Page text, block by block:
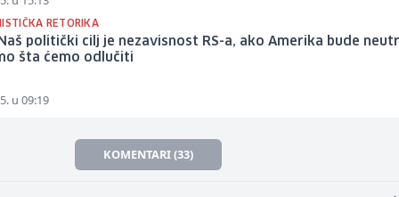
RETORIKA
politički cilj je nezavisnost RS-a, ako Amerika bude
šta ćemo odlučiti
u 09:19
KOMENTARI (33)